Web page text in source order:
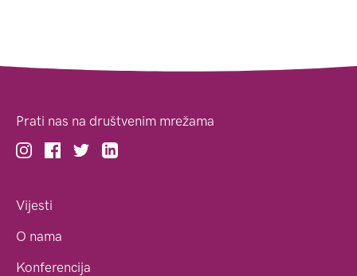
Prati nas na društvenim mrežama
Vijesti
O nama
Konferencija